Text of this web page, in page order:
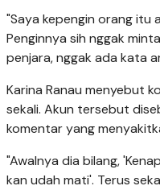
"Saya kepengin orang itu
Penginnya sih nggak
penjara, nggak ada kata
Karina Ranau menyebut
sekali. Akun tersebut
komentar yang
"Awalnya dia bilang,
kan udah mati'. Terus